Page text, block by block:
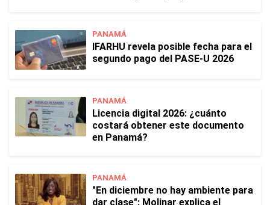
PANAMÁ
IFARHU revela posible fecha para el
segundo pago del PASE-U 2026
PANAMÁ
Licencia digital 2026: ¿cuánto
costará obtener este documento
en Panamá?
PANAMÁ
"En diciembre no hay ambiente para
dar clase": Molinar explica el